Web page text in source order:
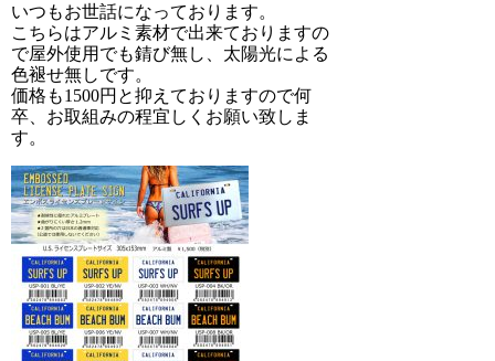
いつもお世話になっております。
こちらはアルミ素材で出来ておりますの
で屋外使用でも錆び無し、太陽光による
色褪せ無しです。
価格も1500円と抑えておりますので何
卒、お取組みの程宜しくお願い致しま
す。